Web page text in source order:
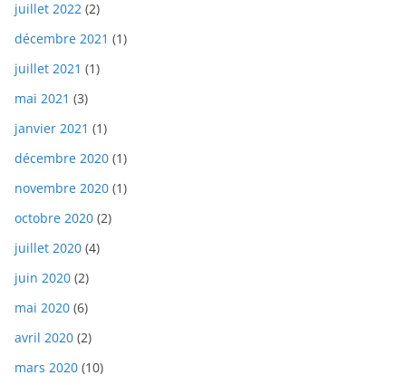
juillet 2022 (2)
décembre 2021 (1)
juillet 2021 (1)
mai 2021 (3)
janvier 2021 (1)
décembre 2020 (1)
novembre 2020 (1)
octobre 2020 (2)
juillet 2020 (4)
juin 2020 (2)
mai 2020 (6)
avril 2020 (2)
mars 2020 (10)